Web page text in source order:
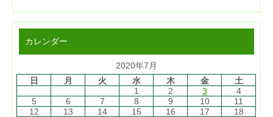
カレンダー
2020年7月
日
月 火 水 木 金
土
1
2 3
4
5
6 7 8 9 10
11
12
13 14 15 16 17
18